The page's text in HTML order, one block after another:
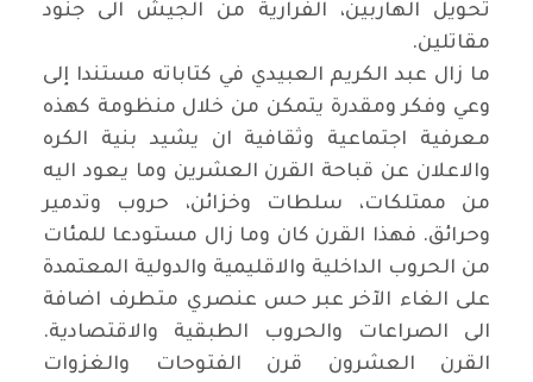
تحويل الهاربين، الفرارية من الجيش الى جنود
مقاتلين.
ما زال عبد الكريم العبيدي في كتاباته مستندا إلى
وعي وفكر ومقدرة يتمكن من خلال منظومة كهذه
معرفية اجتماعية وثقافية ان يشيد بنية الكره
والاعلان عن قباحة القرن العشرين وما يعود اليه
من ممتلكات، سلطات وخزائن، حروب وتدمير
وحرائق. فهذا القرن كان وما زال مستودعا للمئات
من الحروب الداخلية والاقليمية والدولية المعتمدة
على الغاء الآخر عبر حس عنصري متطرف اضافة
الى الصراعات والحروب الطبقية والاقتصادية.
القرن العشرون قرن الفتوحات والغزوات